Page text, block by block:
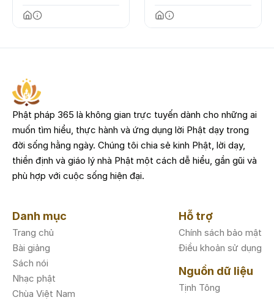
Phật pháp 365 là không gian trực tuyến dành cho những ai
muốn tìm hiểu, thực hành và ứng dụng lời Phật dạy trong
đời sống hằng ngày. Chúng tôi chia sẻ kinh Phật, lời dạy,
thiền định và giáo lý nhà Phật một cách dễ hiểu, gần gũi và
phù hợp với cuộc sống hiện đại.
Danh mục
Trang chủ
Bài giảng
Sách nói
Nhạc phật
Chùa Việt Nam
Hỗ trợ
Chính sách bảo mật
Điều khoản sử dụng
Nguồn dữ liệu
Tịnh Tông